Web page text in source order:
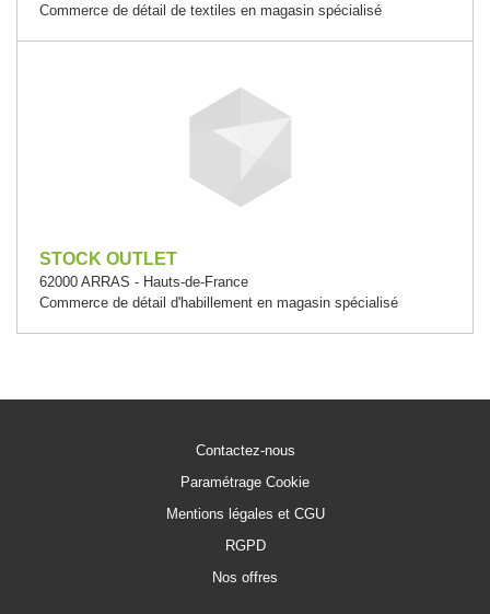
Commerce de détail de textiles en magasin spécialisé
STOCK OUTLET
62000 ARRAS - Hauts-de-France
Commerce de détail d'habillement en magasin spécialisé
Contactez-nous
Paramétrage Cookie
Mentions légales et CGU
RGPD
Nos offres